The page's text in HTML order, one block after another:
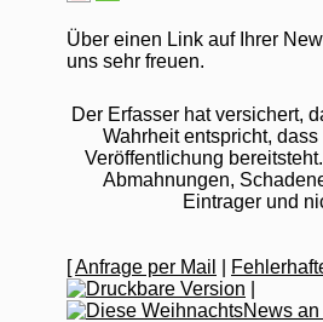
Über einen Link auf Ihrer
uns sehr freuen.
Der Erfasser hat versichert,
Wahrheit entspricht,
Veröffentlichung
Abmahnungen,
Eintrager und
[Anfrage per Mail